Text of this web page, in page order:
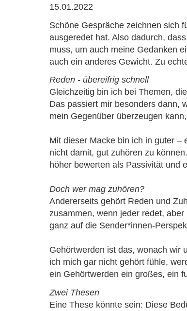
15.01.2022
Schöne Gespräche zeichnen sich
ausgeredet hat. Also dadurch,
muss, um auch meine Gedanken
auch ein anderes Gewicht. Zu
Reden - übereifrig schnell
Gleichzeitig bin ich bei Themen,
Das passiert mir besonders dann,
mein Gegenüber überzeugen
Mit dieser Macke bin ich in guter –
nicht damit, gut zuhören zu
höher bewerten als Passivität und
Doch wer mag zuhören?
Andererseits gehört Reden und
zusammen, wenn jeder redet,
ganz auf die Sender*innen-
Gehörtwerden ist das, wonach wir
ich mich gar nicht gehört fühle,
ein Gehörtwerden ein großes, ein
Zwei Thesen
Eine These könnte sein: Diese